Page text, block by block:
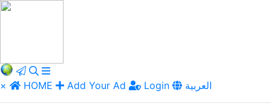
× HOME Add Your Ad Login العربية